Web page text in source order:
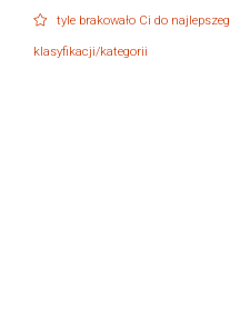
tyle brakowało Ci do
klasyfikacji/kategorii